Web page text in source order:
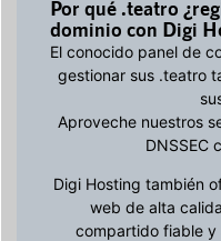
Por qué .teatro
dominio con Digi
El conocido panel de
gestionar sus .teatro
Aproveche nuestros
DNSSEC
Digi Hosting también
web de alta
compartido fiable y